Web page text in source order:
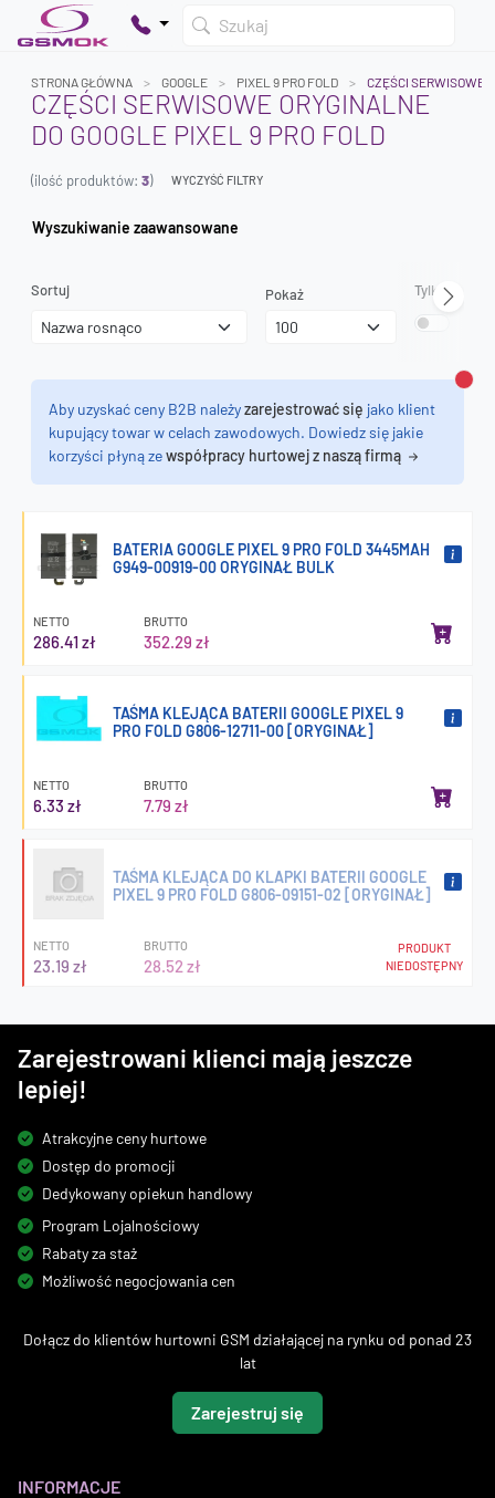
Szukaj
Dodaj produkty, aby kontynuować.
STRONA GŁÓWNA GOOGLE PIXEL 9 PRO FOLD CZĘŚCI SERWISOWE
CZĘŚCI SERWISOWE ORYGINALNE
DO GOOGLE PIXEL 9 PRO FOLD
(ilość produktów: 3) WYCZYŚĆ FILTRY
Wyszukiwanie zaawansowane
Sortuj Pokaż Tylko
Aby uzyskać ceny B2B należyzarejestrować się jako klient
kupujący towar w celach zawodowych. Dowiedz się jakie
korzyści płyną zewspółpracy hurtowej z naszą firmą
BATERIA GOOGLE PIXEL 9 PRO FOLD 3445MAH
G949-00919-00 ORYGINAŁ BULK
NETTO
286.41 zł
BRUTTO
352.29 zł
TAŚMA KLEJĄCA BATERII GOOGLE PIXEL 9
PRO FOLD G806-12711-00 [ORYGINAŁ]
NETTO
6.33 zł
BRUTTO
7.79 zł
TAŚMA KLEJĄCA DO KLAPKI BATERII GOOGLE
PIXEL 9 PRO FOLD G806-09151-02 [ORYGINAŁ]
NETTO
23.19 zł
BRUTTO
28.52 zł
PRODUKT
NIEDOSTĘPNY
Zarejestrowani klienci mają jeszcze
lepiej!
Atrakcyjne ceny hurtowe
Dostęp do promocji
Dedykowany opiekun handlowy
Program Lojalnościowy
Rabaty za staż
Możliwość negocjowania cen
Dołącz do klientów hurtowni GSM działającej na rynku od ponad 23
lat
Zarejestruj się
INFORMACJE